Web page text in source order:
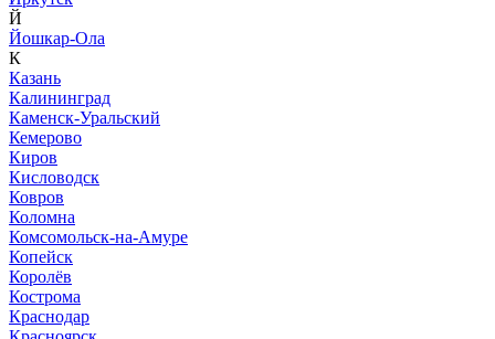
Й
Йошкар-Ола
К
Казань
Калининград
Каменск-Уральский
Кемерово
Киров
Кисловодск
Ковров
Коломна
Комсомольск-на-Амуре
Копейск
Королёв
Кострома
Краснодар